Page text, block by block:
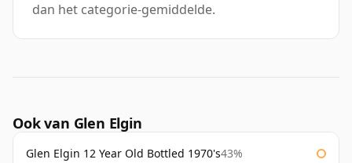
dan het categorie-gemiddelde.
Ook van Glen Elgin
Glen Elgin 12 Year Old Bottled 1970's43%